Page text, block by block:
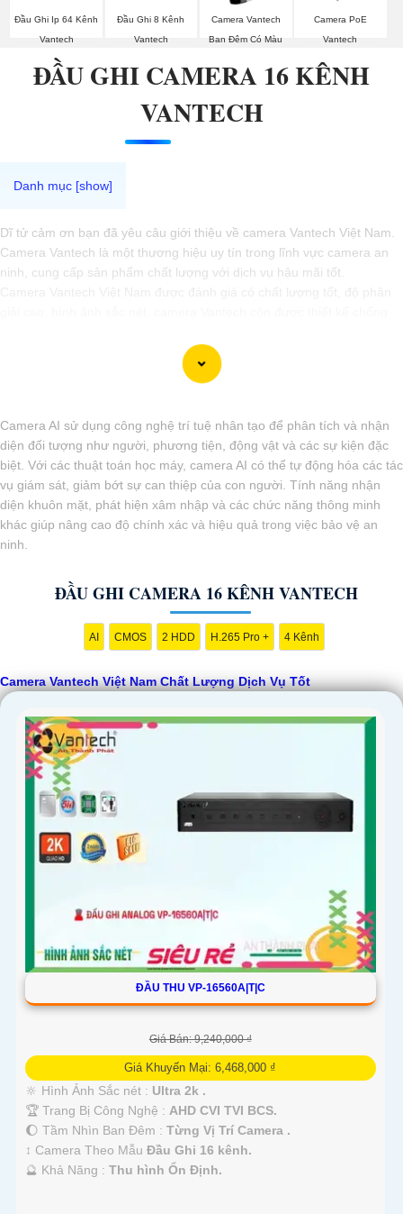
Đầu Ghi Ip 64 Kênh
Vantech
Đầu Ghi 8 Kênh
Vantech
Camera Vantech
Ban Đêm Có Màu
Camera PoE
Vantech
ĐẦU GHI CAMERA 16 KÊNH
VANTECH
Dĩ tử cảm ơn bạn đã yêu câu giới thiệu về camera Vantech Việt Nam.
Camera Vantech là một thương hiệu uy tín trong lĩnh vực camera an
ninh, cung cấp sản phẩm chất lượng với dịch vụ hậu mãi tốt.
Với cam kết về chất lượng và dịch vụ, camera Vantech Việt Nam mang
chăng.
Nếu bạn cần thêm thông tin chi tiết về sản phẩm hay muốn tư vấn,
hãy liên hệ với đại lý phân phối chính thức của Vantech để được hỗ trợ
tốt nhất.
Camera AI sử dụng công nghệ trí tuệ nhân tạo để phân tích và nhận
diện đối tượng như người, phương tiện, động vật và các sự kiện đặc
biệt. Với các thuật toán học máy, camera AI có thể tự động hóa các tác
vụ giám sát, giảm bớt sự can thiệp của con người. Tính năng nhận
diện khuôn mặt, phát hiện xâm nhập và các chức năng thông minh
khác giúp nâng cao độ chính xác và hiệu quả trong việc bảo vệ an
ninh.
ĐẦU GHI CAMERA 16 KÊNH VANTECH
AI CMOS 2 HDD H.265 Pro + 4 Kênh
Camera Vantech Việt Nam Chất Lượng Dịch Vụ Tốt
ĐẦU THU VP-16560A|T|C
Giá Bán: 9,240,000 ₫
Giá Khuyến Mại: 6,468,000 ₫
🔆 Hình Ảnh Sắc nét : Ultra 2k .
🏆 Trang Bị Công Nghệ : AHD CVI TVI BCS.
🌔 Tầm Nhìn Ban Đêm : Từng Vị Trí Camera .
↕️ Camera Theo Mẫu Đầu Ghi 16 kênh.
️🔮 Khả Năng : Thu hình Ổn Định.